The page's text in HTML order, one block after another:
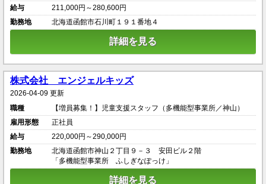
給与
211,000円～280,600円
勤務地
北海道函館市石川町１９１番地４
詳細を見る
株式会社 エンジェルキッズ
2026-04-09 更新
職種
【増員募集！】児童支援スタッフ（多機能型事業所／神山）
雇用形態
正社員
給与
220,000円～290,000円
勤務地
北海道函館市神山２丁目９－３ 安田ビル２階
「多機能型事業所 ふしぎなぽっけ」
詳細を見る